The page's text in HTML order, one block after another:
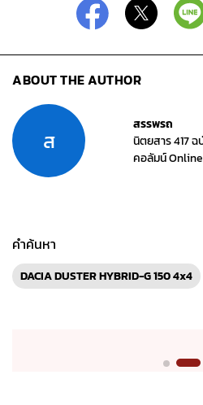
ABOUT THE AUTHOR
ส
สรรพรถ
นิตยสาร 417
คอลัมน์
คำค้นหา
DACIA DUSTER HYBRID-G 150 4x4